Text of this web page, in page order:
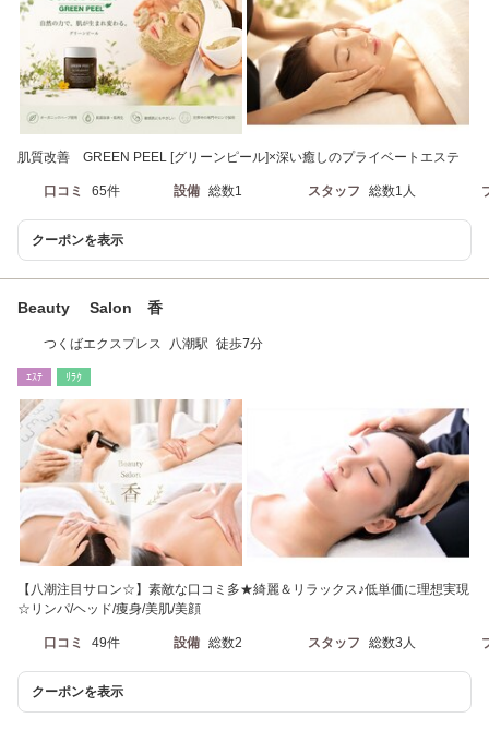
肌質改善 GREEN PEEL [グリーンピール]×深い癒しのプライベートエステ
口コミ 65件 設備 総数1 スタッフ 総数1人
クーポンを表示
Beauty Salon 香
つくばエクスプレス 八潮駅 徒歩7分
ｴｽﾃ ﾘﾗｸ
【八潮注目サロン☆】素敵な口コミ多★綺麗＆リラックス♪低単価に理想実現
☆リンパ/ヘッド/痩身/美肌/美顔
口コミ 49件 設備 総数2 スタッフ 総数3人
クーポンを表示